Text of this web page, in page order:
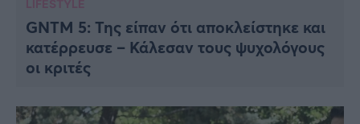
LIFESTYLE
GNTM 5: Της είπαν ότι αποκλείστηκε και
κατέρρευσε – Κάλεσαν τους ψυχολόγους
οι κριτές